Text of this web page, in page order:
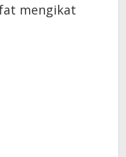
mengikat